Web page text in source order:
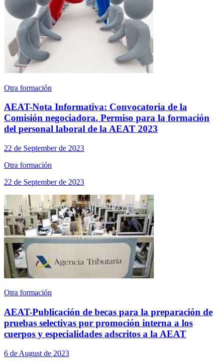
Otra formación
AEAT-Nota Informativa: Convocatoria de la
Comisión negociadora. Permiso para la formación
del personal laboral de la AEAT 2023
22 de September de 2023
Otra formación
22 de September de 2023
Otra formación
AEAT-Publicación de becas para la preparación de
pruebas selectivas por promoción interna a los
cuerpos y especialidades adscritos a la AEAT
6 de August de 2023